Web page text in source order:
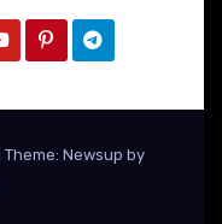
Theme: Newsup by